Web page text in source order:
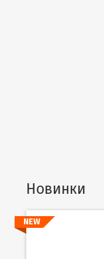
Новинки
NEW